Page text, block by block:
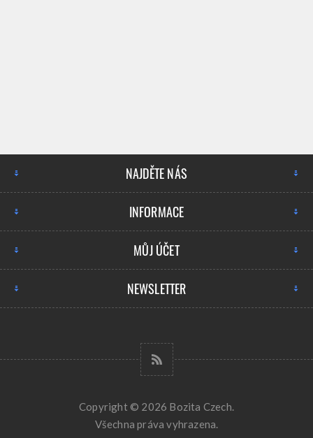
NAJDĚTE NÁS
INFORMACE
MŮJ ÚČET
NEWSLETTER
Copyright © 2026 Bozita Czech.
Všechna práva vyhrazena.